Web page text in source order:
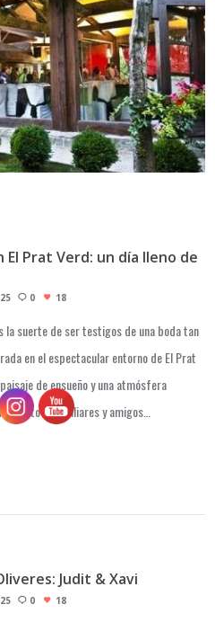
El Prat Verd: un día lleno de
0 18
la suerte de ser testigos de una boda tan
en el espectacular entorno de El Prat
de ensueño y una atmósfera
junto a familiares y amigos…
Judit & Xavi
0 18